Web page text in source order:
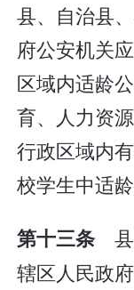
县、自治县
府公安机关
区域内适龄
育、人力资
行政区域内
校学生中适
第十三条
辖区人民政